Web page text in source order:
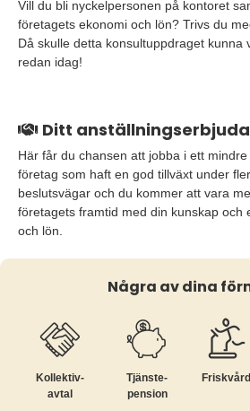
Vill du bli nyckelpersonen på kontoret
företagets ekonomi och lön? Trivs du
Då skulle detta konsultuppdraget kunna
redan idag!
Ditt
Här får du chansen att jobba i ett
företag som haft en god tillväxt under
beslutsvägar och du kommer att vara
företagets framtid med din kunskap och
och lön.
Några av dina
Kollektiv­
avtal
Tjänste­
pension
Friskvård